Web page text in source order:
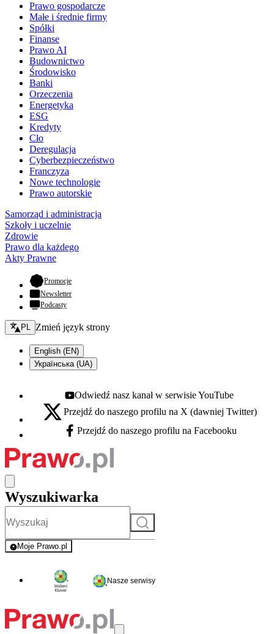
Prawo gospodarcze
Małe i średnie firmy
Spółki
Finanse
Prawo AI
Budownictwo
Środowisko
Banki
Orzeczenia
Energetyka
ESG
Kredyty
Cło
Deregulacja
Cyberbezpieczeństwo
Franczyza
Nowe technologie
Prawo autorskie
Samorząd i administracja
Szkoły i uczelnie
Zdrowie
Prawo dla każdego
Akty Prawne
Promocje- otwiera się w nowej karcie
Newsletter
Podcasty
Zmień język - bieżący:
PL Zmień język strony
English (EN)
Українська (UA)
Youtube - otwiera się w nowej karcie
Odwiedź nasz kanał w serwisie YouTube
X - otwiera się w nowej karcie
Przejdź do naszego profilu na X (dawniej Twitter)
Facebook - otwiera się w nowej karcie
Przejdź do naszego profilu na Facebooku
Wyszukiwarka
Szukaj
Moje Prawo.pl
- rejestracja i logowanie do serwisu
Nasze serwisy